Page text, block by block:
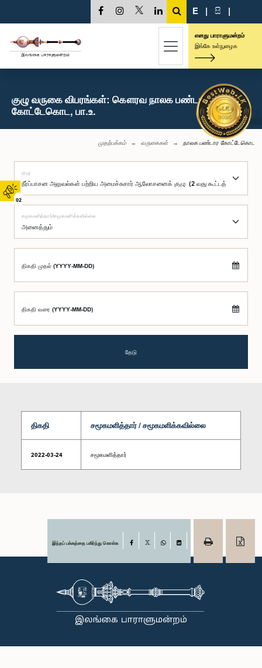
02
E | සි |
எனது பாராளுமன்றம்
இங்கே உள்நுழைக
குழு வருகை விபரங்கள்: கௌரவ நாலக பண்டார
கோட்டேகொட, பா.உ.
முதற்பக்கம் வருகைகள் நாலக பண்டார கோட்டேகொட
குழு
சமூகமளித்தார்/சமூகமளிக்கவில்லை
திகதி முதல் (YYYY-MM-DD)
திகதி வரை (YYYY-MM-DD)
தேடு
திகதி சமூகமளித்தார் / சமூகமளிக்கவில்லை
2022-03-24 சமூகமளித்தார்
இந்தப் பக்கத்தை பகிர்ந்து கொள்க Facebook